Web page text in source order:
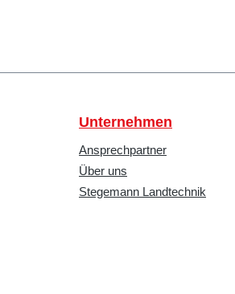
Unternehmen
Ansprechpartner
Über uns
Stegemann Landtechnik